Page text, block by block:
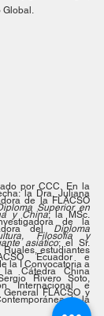
Global.
por CCC. En la
la Dra. Juliana
de la FLACSO
Superior en
y China; la MSc.
de la
del Diploma
Filosofía y
asiático; el Sr.
Ruales, estudiantes
Ecuador e
la I Convocatoria a
la Cátedra China
Rivero Soto,
Internacional e
FLACSO y
de la